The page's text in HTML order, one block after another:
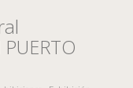
PUERTO